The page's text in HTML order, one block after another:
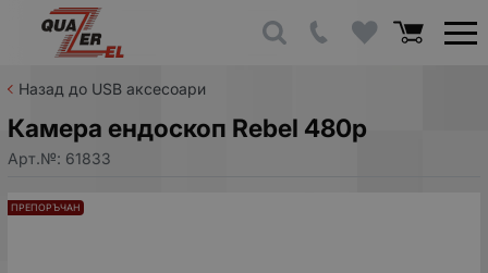
Назад до USB аксесоари
Камера ендоскоп Rebel 480p
Арт.№: 61833
ПРЕПОРЪЧАН